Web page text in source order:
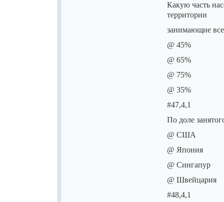
Какую часть
территории
занимающие
@ 45%
@ 65%
@ 75%
@ 35%
#47,4,1
По доле
@ США
@ Япония
@ Сингапур
@ Швейцария
#48,4,1